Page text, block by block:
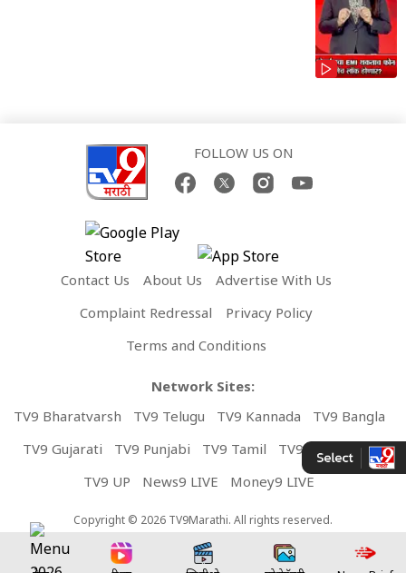
FOLLOW US ON
Contact Us About Us
Advertise With Us
Complaint Redressal
Privacy Policy
Terms and Conditions
Network Sites:
TV9 Bharatvarsh
TV9 Telugu TV9 Kannada
TV9 Bangla
TV9 Gujarati
TV9 Punjabi TV9 Tamil
TV9 Malayalam
TV9 UP
News9 LIVE Money9 LIVE
Copyright © 2026 TV9Marathi. All rights reserved.